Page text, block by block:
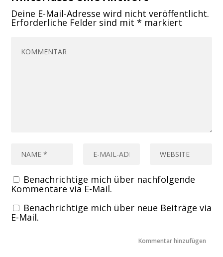
Deine E-Mail-Adresse wird nicht veröffentlicht.
Erforderliche Felder sind mit* markiert
Benachrichtige mich über nachfolgende
Kommentare via E-Mail.
Benachrichtige mich über neue Beiträge via
E-Mail.